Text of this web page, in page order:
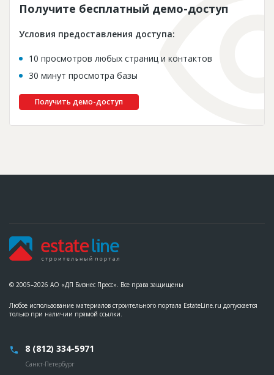
Получите бесплатный демо-доступ
Условия предоставления доступа:
10 просмотров любых страниц и контактов
30 минут просмотра базы
Получить демо-доступ
© 2005–2026 АО «ДП Бизнес Пресс». Все права защищены
Любое использование материалов строительного портала EstateLine.ru допускается
только при наличии прямой ссылки.
8 (812) 334-5971
Санкт-Петербург